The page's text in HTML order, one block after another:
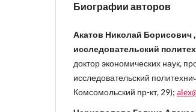
Биографии авторов
Акатов Николай Борисович
исследовательский
доктор экономических наук,
исследовательский
Комсомольский пр-кт, 29);